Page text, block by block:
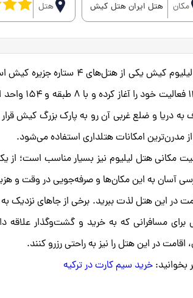
مکان هتل ایران هتل کیش هتل
هتل لیلیوم کیش یکی از
۱۳۹۸
دریا و ضلع غربی آن رو به پارک بزرگ کیش
مدرن‌ترین امکانات هتلداری استفاده می‌شود.
مکانی هتل لیلیوم نیز بسیار مناسب است؛
آسان به این مکان‌ها و صرفه‌جویی در وقت و
در این هتل لذت ببرید. برخی از جاهای نزدیک
برای مسافرانی که به خرید و گشت‌وگذار علاقه
اقامت در این هتل را نیز به راحتی رزرو کنند.
بخوانید: خرید سیم کارت در ترکیه